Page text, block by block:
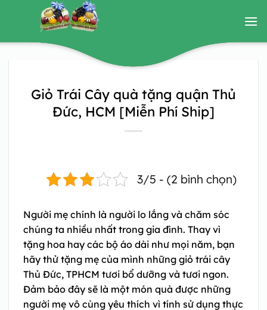
Giỏ Trái Cây quà tặng quận Thủ
Đức, HCM [Miễn Phí Ship]
3/5 - (2 bình chọn)
Người mẹ chính là người lo lắng và chăm sóc
chúng ta nhiều nhất trong gia đình. Thay vì
tặng hoa hay các bộ áo dài như mọi năm, bạn
hãy thử tặng mẹ của mình những giỏ trái cây
Thủ Đức, TPHCM tươi bổ dưỡng và tươi ngon.
Đảm bảo đây sẽ là một món quà được những
người mẹ vô cùng yêu thích vì tính sử dụng thực